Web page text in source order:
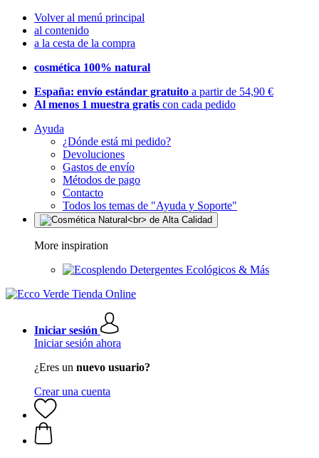
Volver al menú principal
al contenido
a la cesta de la compra
cosmética 100% natural
España: envío estándar gratuito a partir de 54,90 €
Al menos 1 muestra gratis con cada pedido
Ayuda
¿Dónde está mi pedido?
Devoluciones
Gastos de envío
Métodos de pago
Contacto
Todos los temas de "Ayuda y Soporte"
More inspiration
Detergentes Ecológicos & Más
Iniciar sesión
Iniciar sesión ahora
¿Eres un nuevo usuario?
Crear una cuenta